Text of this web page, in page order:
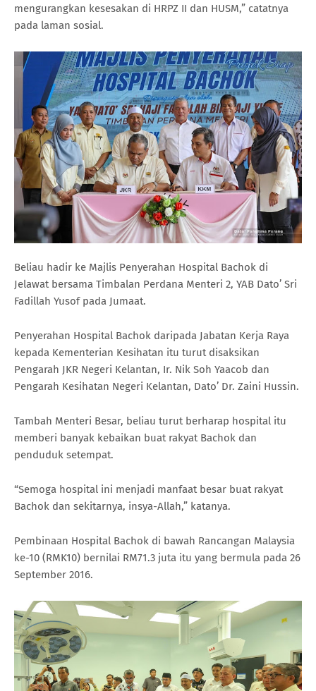
mengurangkan kesesakan di HRPZ II dan HUSM,” catatnya
pada laman sosial.
Beliau hadir ke Majlis Penyerahan Hospital Bachok di
Jelawat bersama Timbalan Perdana Menteri 2, YAB Dato’ Sri
Fadillah Yusof pada Jumaat.
Penyerahan Hospital Bachok daripada Jabatan Kerja Raya
kepada Kementerian Kesihatan itu turut disaksikan
Pengarah JKR Negeri Kelantan, Ir. Nik Soh Yaacob dan
Pengarah Kesihatan Negeri Kelantan, Dato’ Dr. Zaini Hussin.
Tambah Menteri Besar, beliau turut berharap hospital itu
memberi banyak kebaikan buat rakyat Bachok dan
penduduk setempat.
“Semoga hospital ini menjadi manfaat besar buat rakyat
Bachok dan sekitarnya, insya-Allah,” katanya.
Pembinaan Hospital Bachok di bawah Rancangan Malaysia
ke-10 (RMK10) bernilai RM71.3 juta itu yang bermula pada 26
September 2016.